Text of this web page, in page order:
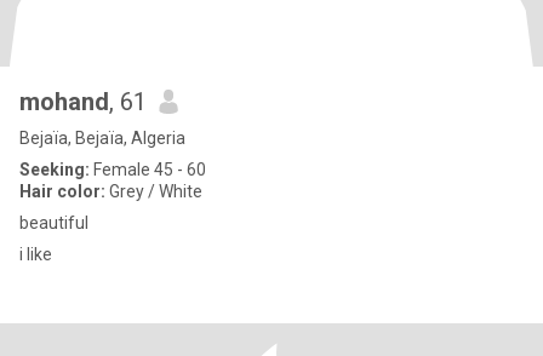
mohand, 61
Bejaïa, Bejaïa, Algeria
Seeking: Female 45 - 60
Hair color: Grey / White
beautiful
i like